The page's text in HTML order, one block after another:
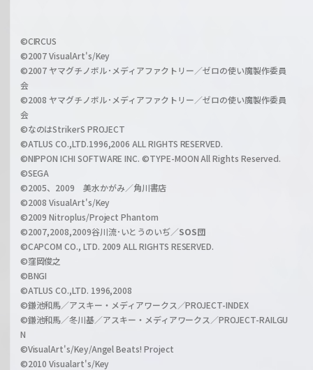
a
r
z
i
l
h
a
n
l
©CIRCUS
©2007 VisualArt's/Key
©2007 ヤマグチノボル･メディアファクトリー／ゼロの使い魔製作委員
会
©2008 ヤマグチノボル･メディアファクトリー／ゼロの使い魔製作委員
会
©なのはStrikerS PROJECT
©ATLUS CO.,LTD.1996,2006 ALL RIGHTS RESERVED.
©NIPPON ICHI SOFTWARE INC. ©TYPE-MOON All Rights Reserved.
©SEGA
©2005、2009 美水かがみ／角川書店
©2008 VisualArt's/Key
©2009 Nitroplus/Project Phantom
©2007,2008,2009谷川流･いとうのいぢ／SOS団
©CAPCOM CO., LTD. 2009 ALL RIGHTS RESERVED.
©窪岡俊之
©BNGI
©ATLUS CO.,LTD. 1996,2008
©鎌池和馬／アスキー・メディアワークス／PROJECT-INDEX
©鎌池和馬／冬川基／アスキー・メディアワークス／PROJECT-RAILGU
N
©VisualArt's/Key/Angel Beats! Project
©2010 Visualart's/Key